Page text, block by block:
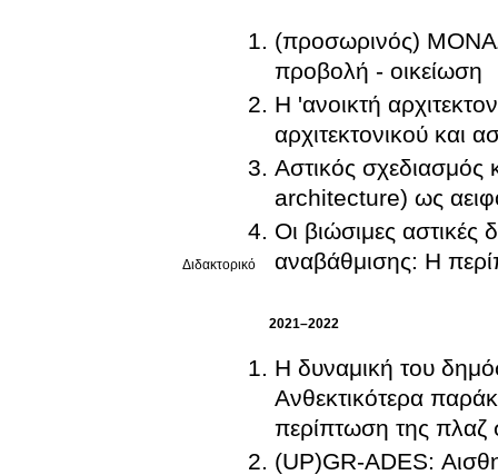
Διδακτορικό
(προσωρινός)
προβολή - οικείωση
Η 'ανοικτή
αρχιτεκτονικού και
Αστικός σχεδιασμός
architecture) ως
Οι βιώσιμες αστικές
αναβάθμισης: Η
2021–2022
Η δυναμική του
Ανθεκτικότερα
περίπτωση της πλαζ
(UP)GR-ADES: